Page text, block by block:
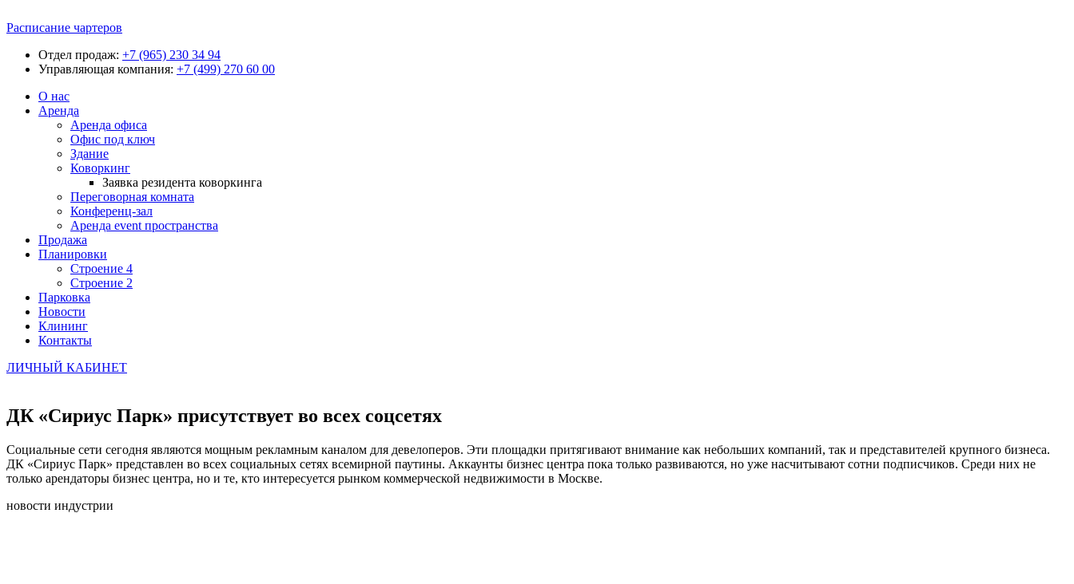
Расписание чартеров
Отдел продаж: +7 (965) 230 34 94
Управляющая компания: +7 (499) 270 60 00
О нас
Аренда
Аренда офиса
Офис под ключ
Здание
Коворкинг
Заявка резидента коворкинга
Переговорная комната
Конференц-зал
Аренда event пространства
Продажа
Планировки
Строение 4
Строение 2
Парковка
Новости
Клининг
Контакты
ЛИЧНЫЙ КАБИНЕТ
ДК «Сириус Парк» присутствует во всех соцсетях
Социальные сети сегодня являются мощным рекламным каналом для девелоперов. Эти площадки притягивают внимание как небольших компаний, так и представителей крупного бизнеса.
ДК «Сириус Парк» представлен во всех социальных сетях всемирной паутины. Аккаунты бизнес центра пока только развиваются, но уже насчитывают сотни подписчиков. Среди них не
только арендаторы бизнес центра, но и те, кто интересуется рынком коммерческой недвижимости в Москве.
новости индустрии